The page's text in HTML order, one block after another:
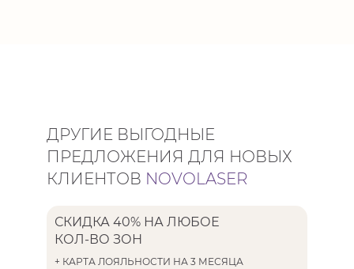
ДРУГИЕ ВЫГОДНЫЕ
ПРЕДЛОЖЕНИЯ ДЛЯ НОВЫХ
КЛИЕНТОВ NOVOLASER
СКИДКА 40% НА ЛЮБОЕ
КОЛ-ВО ЗОН
+ КАРТА ЛОЯЛЬНОСТИ НА 3 МЕСЯЦА